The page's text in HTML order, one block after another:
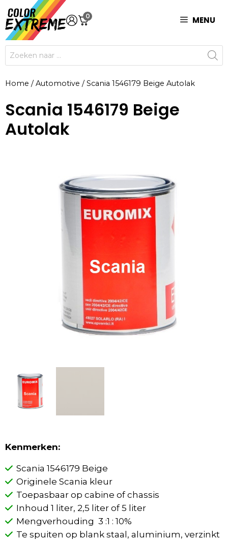
Ga
naar
de
inhoud
0 MENU
Producten
zoeken
Home /Automotive /Scania 1546179 Beige Autolak
Scania 1546179 Beige
Autolak
Kenmerken:
Scania 1546179 Beige
Originele Scania kleur
Toepasbaar op cabine of chassis
Inhoud 1 liter, 2,5 liter of 5 liter
Mengverhouding 3 :1 : 10%
Te spuiten op blank staal, aluminium, verzinkt